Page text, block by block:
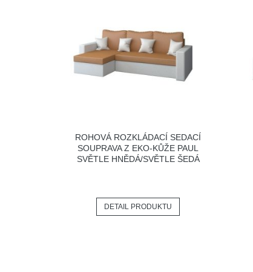
ROHOVÁ ROZKLÁDACÍ SEDACÍ
SOUPRAVA Z EKO-KŮŽE PAUL
SVĚTLE HNĚDÁ/SVĚTLE ŠEDÁ
DETAIL PRODUKTU